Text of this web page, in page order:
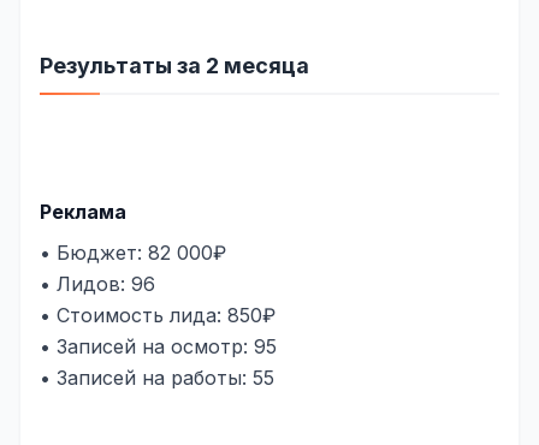
Результаты за 2 месяца
Реклама
• Бюджет: 82 000₽
• Лидов: 96
• Стоимость лида: 850₽
• Записей на осмотр: 95
• Записей на работы: 55